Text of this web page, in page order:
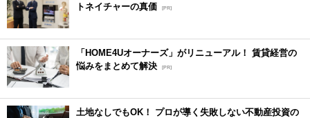
トネイチャーの真価 [PR]
「HOME4Uオーナーズ」がリニューアル！ 賃貸経営の
悩みをまとめて解決 [PR]
土地なしでもOK！ プロが導く失敗しない不動産投資の